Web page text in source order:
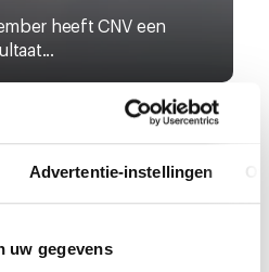
Advertentie-instellingen
uw gegevens
heeft CNV een